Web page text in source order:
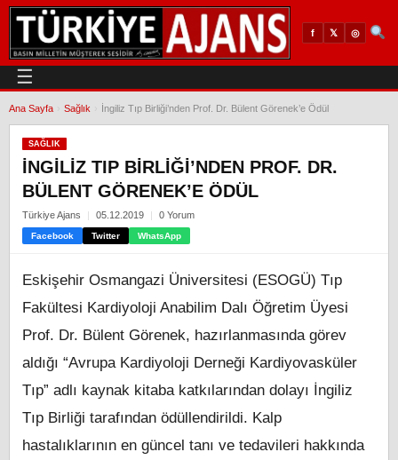
f 𝕏 ◎
☰
Ana Sayfa Sağlık İngiliz Tıp Birliği’nden Prof. Dr. Bülent Görenek’e Ödül
SAĞLIK
İNGILIZ TIP BIRLIĞI’NDEN PROF. DR.
BÜLENT GÖRENEK’E ÖDÜL
Türkiye Ajans 05.12.2019 0 Yorum
Facebook Twitter WhatsApp
Eskişehir Osmangazi Üniversitesi (ESOGÜ) Tıp
Fakültesi Kardiyoloji Anabilim Dalı Öğretim Üyesi
Prof. Dr. Bülent Görenek, hazırlanmasında görev
aldığı “Avrupa Kardiyoloji Derneği Kardiyovasküler
Tıp” adlı kaynak kitaba katkılarından dolayı İngiliz
Tıp Birliği tarafından ödüllendirildi. Kalp
hastalıklarının en güncel tanı ve tedavileri hakkında